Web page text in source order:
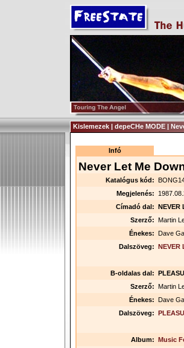
Kislemezek | depeCHe MODE |
Infó
Never Let Me
Katalógus kód:
Megjelenés:
Címadó dal: NEVER
Szerző: Martin
Énekes: Dave
Dalszöveg: NEVER
B-oldalas dal:
Szerző: Martin
Énekes: Dave
Dalszöveg:
Album: Music